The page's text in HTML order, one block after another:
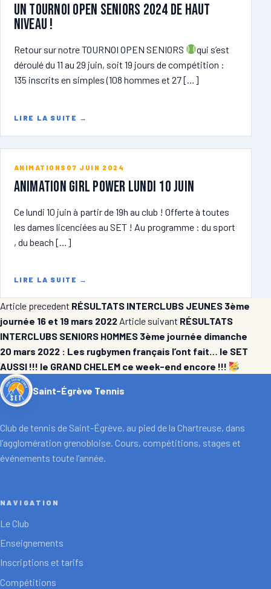
Un tournoi open seniors 2024 de haut
niveau !
Retour sur notre TOURNOI OPEN SENIORS
qui s’est
déroulé du 11 au 29 juin, soit 19 jours de compétition :
135 inscrits en simples (108 hommes et 27 […]
LIRE LA SUITE →
ANIMATIONS 07 JUIN 2024
ANIMATION GIRL POWER lundi 10 juin
Ce lundi 10 juin à partir de 19h au club ! Offerte à toutes
les dames licenciées au SET ! Au programme : du sport
, du beach […]
LIRE LA SUITE →
Article precedent RÉSULTATS INTERCLUBS JEUNES 3ème
journée 16 et 19 mars 2022 Article suivant RÉSULTATS
INTERCLUBS SENIORS HOMMES 3ème journée dimanche
20 mars 2022 : Les rugbymen français l’ont fait… le SET
AUSSI !!! le GRAND CHELEM ce week-end encore !!!
Saint-Égrève Tennis
Club de tennis de Saint-Égrève, au pied de la Chartreuse, dans
l’agglomération grenobloise. Cours, compétitions, stages et
événements toute l’année.
NAVIGATION
Le Club
Enseignements
Inscriptions et tarifs
Compétitions